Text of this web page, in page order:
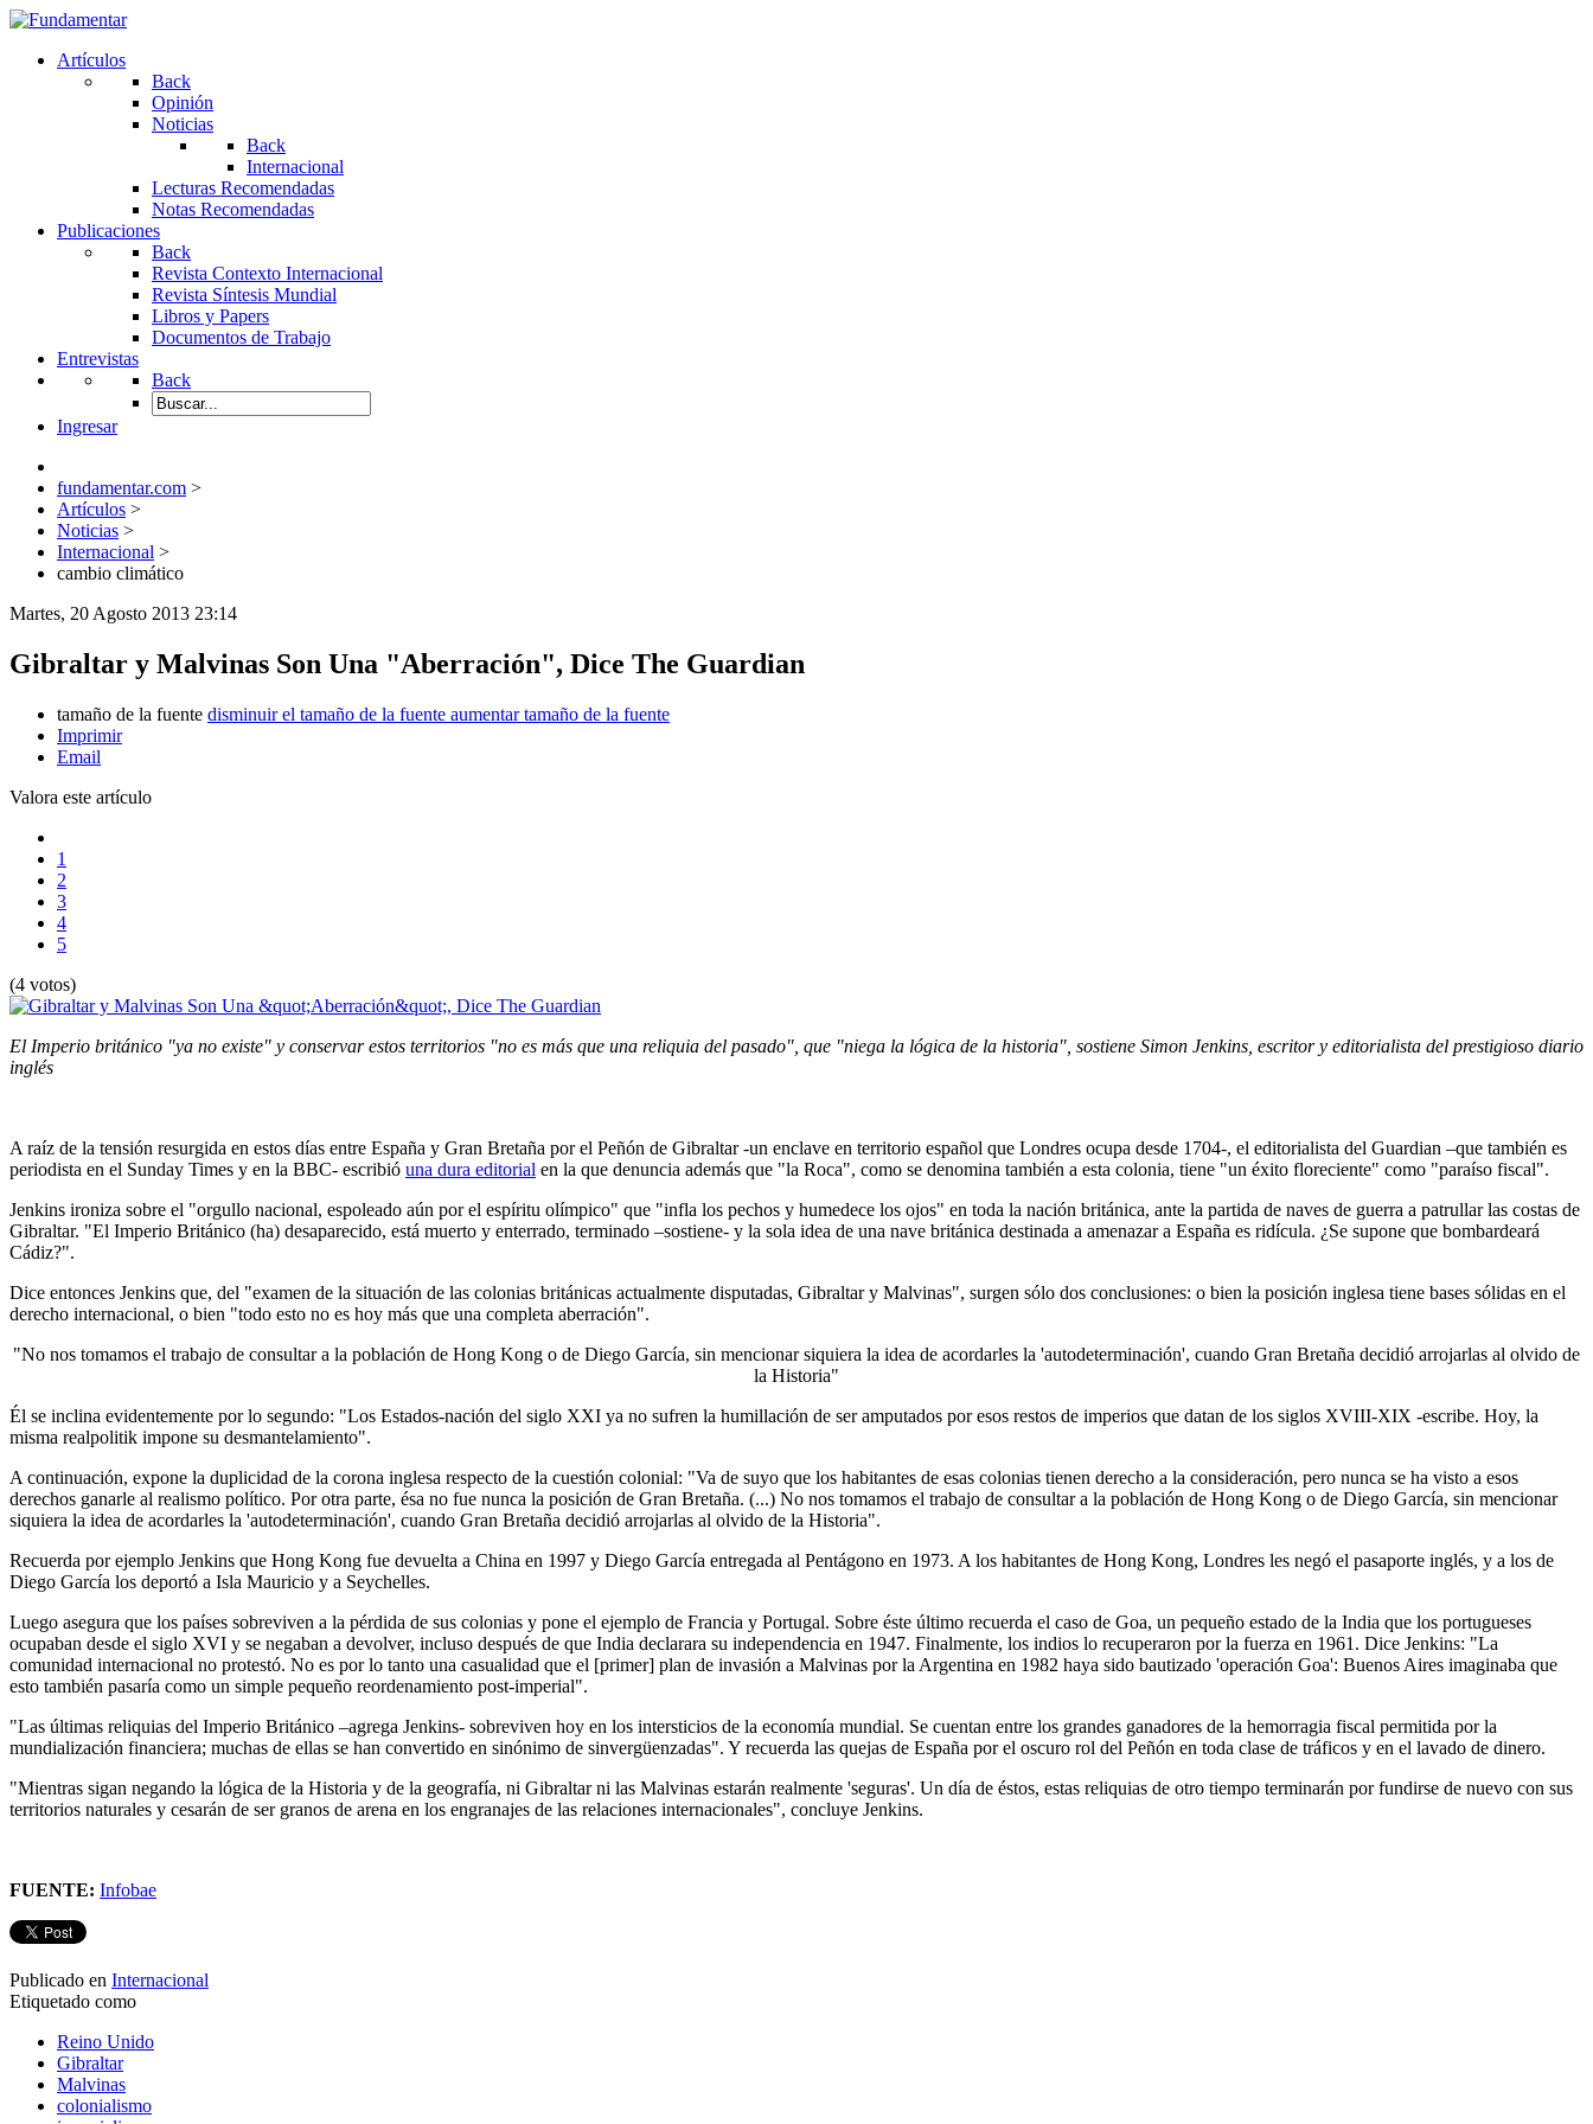
Artículos
Back
Opinión
Noticias
Back
Internacional
Lecturas Recomendadas
Notas Recomendadas
Publicaciones
Back
Revista Contexto Internacional
Revista Síntesis Mundial
Libros y Papers
Documentos de Trabajo
Entrevistas
Back
Ingresar
fundamentar.com >
Artículos >
Noticias >
Internacional >
cambio climático
Martes, 20 Agosto 2013 23:14
Gibraltar y Malvinas Son Una "Aberración", Dice The Guardian
tamaño de la fuente disminuir el tamaño de la fuente aumentar tamaño de la fuente
Imprimir
Email
Valora este artículo
1
2
3
4
5
(4 votos)
El Imperio británico "ya no existe" y conservar estos territorios "no es más que una reliquia del pasado", que "niega la lógica de la historia", sostiene Simon Jenkins, escritor y editorialista del prestigioso diario
inglés
A raíz de la tensión resurgida en estos días entre España y Gran Bretaña por el Peñón de Gibraltar -un enclave en territorio español que Londres ocupa desde 1704-, el editorialista del Guardian –que también es
periodista en el Sunday Times y en la BBC- escribió una dura editorial en la que denuncia además que "la Roca", como se denomina también a esta colonia, tiene "un éxito floreciente" como "paraíso fiscal".
Jenkins ironiza sobre el "orgullo nacional, espoleado aún por el espíritu olímpico" que "infla los pechos y humedece los ojos" en toda la nación británica, ante la partida de naves de guerra a patrullar las costas de
Gibraltar. "El Imperio Británico (ha) desaparecido, está muerto y enterrado, terminado –sostiene- y la sola idea de una nave británica destinada a amenazar a España es ridícula. ¿Se supone que bombardeará
Cádiz?".
Dice entonces Jenkins que, del "examen de la situación de las colonias británicas actualmente disputadas, Gibraltar y Malvinas", surgen sólo dos conclusiones: o bien la posición inglesa tiene bases sólidas en el
derecho internacional, o bien "todo esto no es hoy más que una completa aberración".
"No nos tomamos el trabajo de consultar a la población de Hong Kong o de Diego García, sin mencionar siquiera la idea de acordarles la 'autodeterminación', cuando Gran Bretaña decidió arrojarlas al olvido de
la Historia"
Él se inclina evidentemente por lo segundo: "Los Estados-nación del siglo XXI ya no sufren la humillación de ser amputados por esos restos de imperios que datan de los siglos XVIII-XIX -escribe. Hoy, la
misma realpolitik impone su desmantelamiento".
A continuación, expone la duplicidad de la corona inglesa respecto de la cuestión colonial: "Va de suyo que los habitantes de esas colonias tienen derecho a la consideración, pero nunca se ha visto a esos
derechos ganarle al realismo político. Por otra parte, ésa no fue nunca la posición de Gran Bretaña. (...) No nos tomamos el trabajo de consultar a la población de Hong Kong o de Diego García, sin mencionar
siquiera la idea de acordarles la 'autodeterminación', cuando Gran Bretaña decidió arrojarlas al olvido de la Historia".
Recuerda por ejemplo Jenkins que Hong Kong fue devuelta a China en 1997 y Diego García entregada al Pentágono en 1973. A los habitantes de Hong Kong, Londres les negó el pasaporte inglés, y a los de
Diego García los deportó a Isla Mauricio y a Seychelles.
Luego asegura que los países sobreviven a la pérdida de sus colonias y pone el ejemplo de Francia y Portugal. Sobre éste último recuerda el caso de Goa, un pequeño estado de la India que los portugueses
ocupaban desde el siglo XVI y se negaban a devolver, incluso después de que India declarara su independencia en 1947. Finalmente, los indios lo recuperaron por la fuerza en 1961. Dice Jenkins: "La
comunidad internacional no protestó. No es por lo tanto una casualidad que el [primer] plan de invasión a Malvinas por la Argentina en 1982 haya sido bautizado 'operación Goa': Buenos Aires imaginaba que
esto también pasaría como un simple pequeño reordenamiento post-imperial".
"Las últimas reliquias del Imperio Británico –agrega Jenkins- sobreviven hoy en los intersticios de la economía mundial. Se cuentan entre los grandes ganadores de la hemorragia fiscal permitida por la
mundialización financiera; muchas de ellas se han convertido en sinónimo de sinvergüenzadas". Y recuerda las quejas de España por el oscuro rol del Peñón en toda clase de tráficos y en el lavado de dinero.
"Mientras sigan negando la lógica de la Historia y de la geografía, ni Gibraltar ni las Malvinas estarán realmente 'seguras'. Un día de éstos, estas reliquias de otro tiempo terminarán por fundirse de nuevo con sus
territorios naturales y cesarán de ser granos de arena en los engranajes de las relaciones internacionales", concluye Jenkins.
FUENTE: Infobae
Publicado en Internacional
Etiquetado como
Reino Unido
Gibraltar
Malvinas
colonialismo